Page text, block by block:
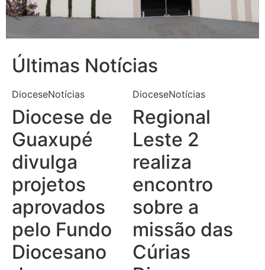
Últimas Notícias
DioceseNotícias
Diocese de
Guaxupé
divulga
projetos
aprovados
pelo Fundo
Diocesano
DioceseNotícias
Regional
Leste 2
realiza
encontro
sobre a
missão das
Cúrias